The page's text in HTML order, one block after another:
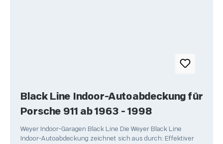
Black Line Indoor-Autoabdeckung für
Porsche 911 ab 1963 - 1998
Weyer Indoor-Garagen Black Line Die Weyer Black Line
Indoor-Autoabdeckung zeichnet sich aus durch: Effektiver